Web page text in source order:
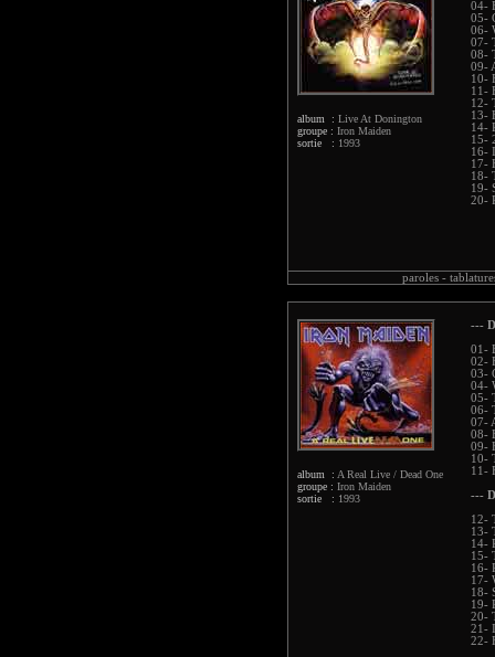
album : Live At Donington
groupe : Iron Maiden
sortie : 1993
04-
05-
06-
07-
08-
09-
10-
11-
12-
13-
14-
15-
16-
17-
18-
19-
20-
paroles -
album : A Real Live / Dead One
groupe : Iron Maiden
sortie : 1993
---
01-
02-
03-
04-
05-
06-
07-
08-
09-
10-
11-
---
12-
13-
14-
15-
16-
17-
18-
19-
20-
21-
22-